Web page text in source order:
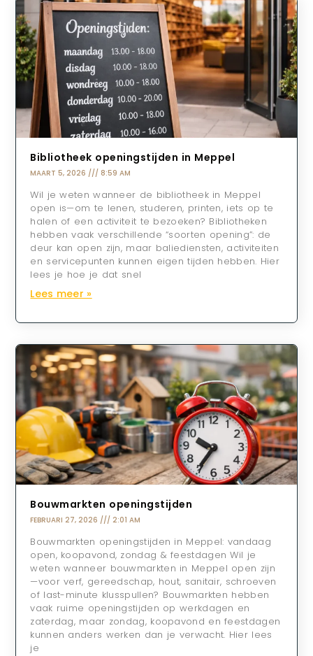
Bibliotheek openingstijden in Meppel
MAART 5, 2026 8:59 AM
Wil je weten wanneer de bibliotheek in Meppel
open is—om te lenen, studeren, printen, iets op te
halen of een activiteit te bezoeken? Bibliotheken
hebben vaak verschillende “soorten opening”: de
deur kan open zijn, maar baliediensten, activiteiten
en servicepunten kunnen eigen tijden hebben. Hier
lees je hoe je dat snel
Lees meer »
Bouwmarkten openingstijden
FEBRUARI 27, 2026 2:01 AM
Bouwmarkten openingstijden in Meppel: vandaag
open, koopavond, zondag & feestdagen Wil je
weten wanneer bouwmarkten in Meppel open zijn
—voor verf, gereedschap, hout, sanitair, schroeven
of last-minute klusspullen? Bouwmarkten hebben
vaak ruime openingstijden op werkdagen en
zaterdag, maar zondag, koopavond en feestdagen
kunnen anders werken dan je verwacht. Hier lees
je